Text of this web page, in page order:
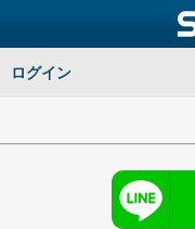
ログイン